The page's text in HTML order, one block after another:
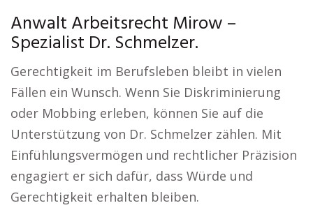
Anwalt Arbeitsrecht Mirow –
Spezialist Dr. Schmelzer.
Gerechtigkeit im Berufsleben bleibt in vielen
Fällen ein Wunsch. Wenn Sie Diskriminierung
oder Mobbing erleben, können Sie auf die
Unterstützung von Dr. Schmelzer zählen. Mit
Einfühlungsvermögen und rechtlicher Präzision
engagiert er sich dafür, dass Würde und
Gerechtigkeit erhalten bleiben.